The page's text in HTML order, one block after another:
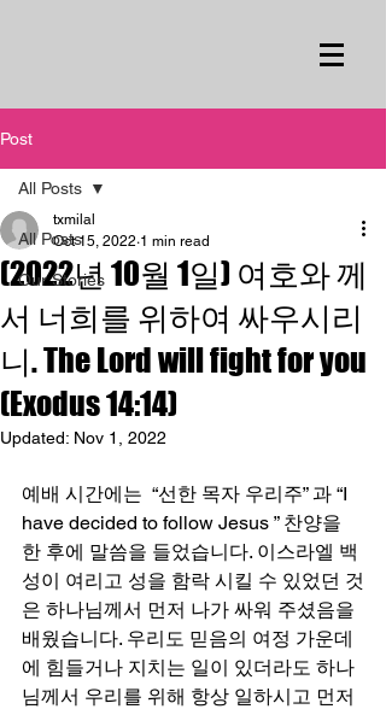
Post
All Posts
Our Stories
All Posts
(2022년 10월 1일) 여호와 께
서 너희를 위하여 싸우시리
니. The Lord will fight for you
(Exodus 14:14)
txmilal
Oct 15, 2022 1 min read
Updated: Nov 1, 2022
예배 시간에는  “선한 목자 우리주” 과 “I
have decided to follow Jesus ” 찬양을
한 후에 말씀을 들었습니다. 이스라엘 백
성이 여리고 성을 함락 시킬 수 있었던 것
은 하나님께서 먼저 나가 싸워 주셨음을
배웠습니다. 우리도 믿음의 여정 가운데
에 힘들거나 지치는 일이 있더라도 하나
님께서 우리를 위해 항상 일하시고 먼저